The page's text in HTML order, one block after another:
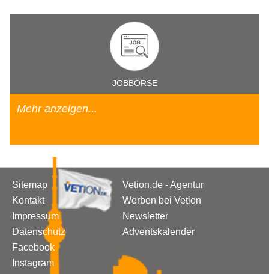
JOBBÖRSE
Mehr anzeigen...
Sitemap
Kontakt
Impressum
Datenschutz
Facebook
Instagram
Vetion.de - Agentur
Werben bei Vetion
Newsletter
Adventskalender